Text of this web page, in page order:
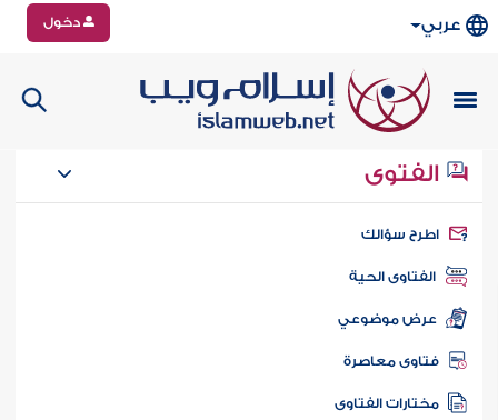
عربي دخول
الفتوى
سؤالك
الفتاوى الحية
عرض موضوعي
فتاوى معاصرة